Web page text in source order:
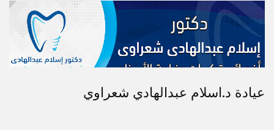
عيادة د.اسلام عبدالهادي شعراوي